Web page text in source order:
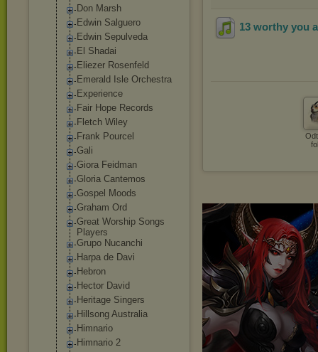
Don Marsh
Edwin Salguero
Edwin Sepulveda
El Shadai
Eliezer Rosenfeld
Emerald Isle Orchestra
Experience
Fair Hope Records
Fletch Wiley
Frank Pourcel
Gali
Giora Feidman
Gloria Cantemos
Gospel Moods
Graham Ord
Great Worship Songs
Players
Grupo Nucanchi
Harpa de Davi
Hebron
Hector David
Heritage Singers
Hillsong Australia
Himnario
Himnario 2
13 worthy you